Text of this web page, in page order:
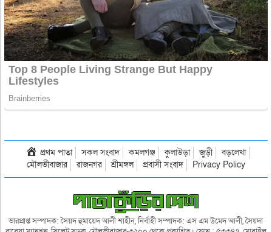
প্রথম পাতা সকল সংবাদ কমলগঞ্জ কুলাউড়া জুড়ী
বড়লেখা
মৌলভীবাজার
রাজনগর শ্রীমঙ্গল প্রবাসী সংবাদ Privacy Policy
ভারপ্রাপ্ত সম্পাদক: সৈয়দ হুমায়েদ আলী শাহীন, নির্বাহী সম্পাদক: এস এম উমেদ আলী, সৈয়দা